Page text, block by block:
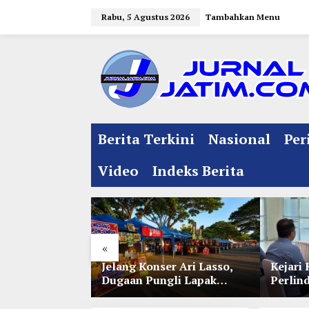
Rabu, 5 Agustus 2026 Tambahkan Menu
Berita Terkini Nasional
Video
Indeks Berita
«
Jelang Konser Ari Lasso,
Dugaan Pungli Lapak
UMKM di Hari Jadi Kediri
Kejari
Lewat